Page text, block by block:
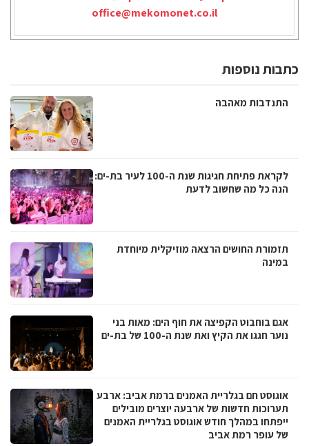
office@mekomonet.co.il
כתבות נוספות
התנדבות מאהבה
לקראת פתיחת חגיגות שנת ה-100 לעיר בת-ים:
הנה כל מה שחשוב לדעת
תזמורת החושים הרצאה מוזיקלית מיוחדת
במינה
אגם בוחבוט הקפיצה את חוף הים: מאות בני
נוער חגגו את הקיץ ואת שנת ה-100 של בת-ים
אוגוסט חם בגלריית האמנים ברמת אביב: ארבע
תערוכות חדשות של ארבעה יוצרים מובילים
ייפתחו במהלך חודש אוגוסט בגלריית האמנים
של עופר רמת אביב